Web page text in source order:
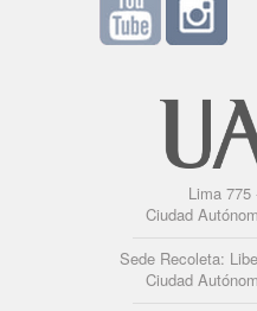
Lima 775
Ciudad
Sede Recoleta:
Ciudad